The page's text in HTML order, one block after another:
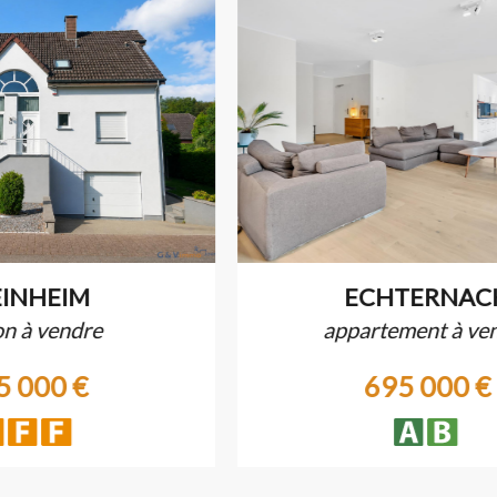
appartement à vendre